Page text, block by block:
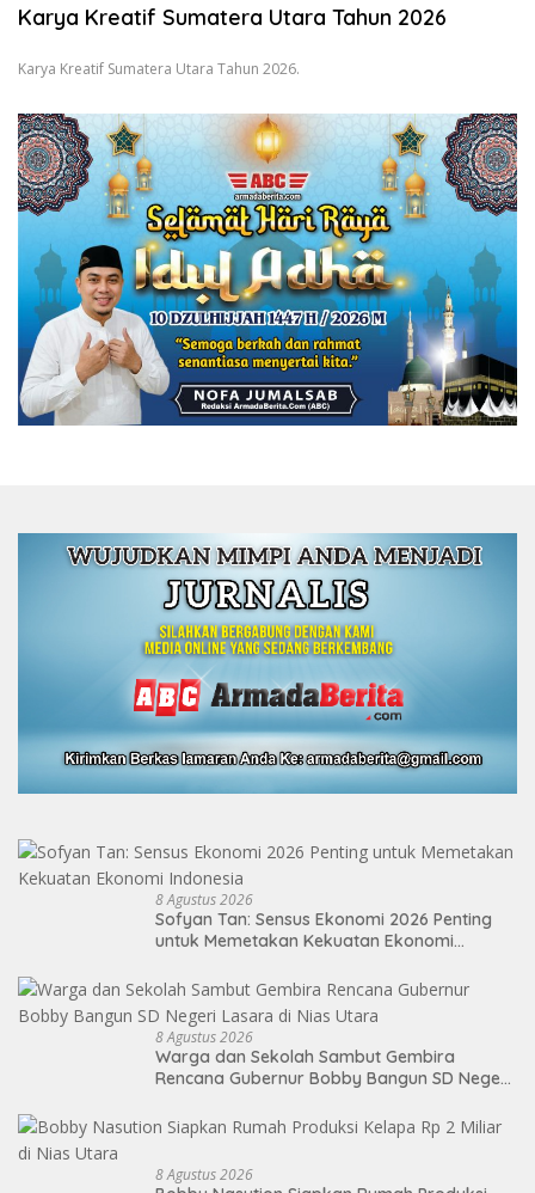
Karya Kreatif Sumatera Utara Tahun 2026
Karya Kreatif Sumatera Utara Tahun 2026.
8 Agustus 2026
Sofyan Tan: Sensus Ekonomi 2026 Penting
untuk Memetakan Kekuatan Ekonomi
8 Agustus 2026
Warga dan Sekolah Sambut Gembira
Rencana Gubernur Bobby Bangun SD Negeri
8 Agustus 2026